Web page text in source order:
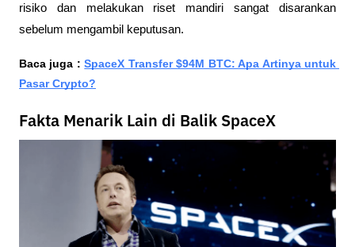
risiko dan melakukan riset mandiri sangat disarankan
sebelum mengambil keputusan.
Baca juga : SpaceX Transfer $94M BTC: Apa Artinya untuk
Pasar Crypto?
Fakta Menarik Lain di Balik SpaceX